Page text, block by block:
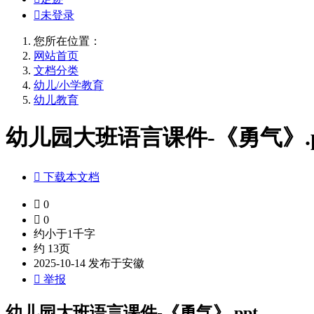
未登录
您所在位置：
网站首页
文档分类
幼儿/小学教育
幼儿教育
幼儿园大班语言课件-《勇气》
 下载本文档
 0
 0
约小于1千字
约 13页
2025-10-14 发布于安徽
 举报